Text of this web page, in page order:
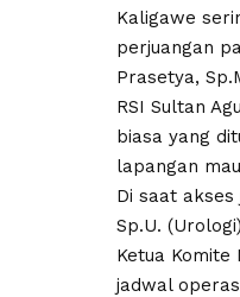
Kaligawe
perjuangan
Prasetya,
RSI Sultan
biasa yang
lapangan
Di saat akses
Sp.U.
Ketua
jadwal